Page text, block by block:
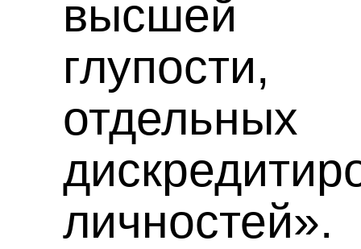
высшей
отдельных
личностей».